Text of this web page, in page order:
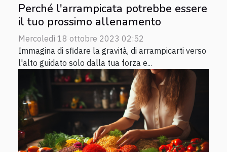
Perché l'arrampicata potrebbe essere
il tuo prossimo allenamento
Mercoledì 18 ottobre 2023 02:52
Immagina di sfidare la gravità, di arrampicarti verso
l'alto guidato solo dalla tua forza e...